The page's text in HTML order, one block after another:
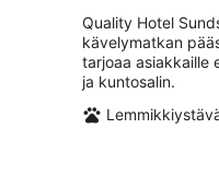
yö
Quality Hotel
kävelymatkan
tarjoaa asiakkaille
ja kuntosalin.